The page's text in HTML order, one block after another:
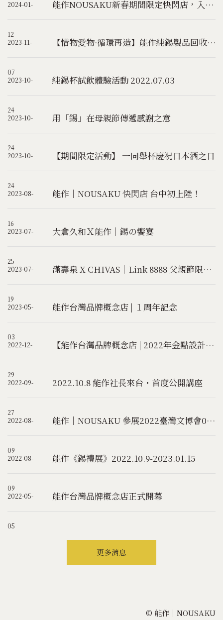
2024-01-
12
能作NOUSAKU新春期間限定快閃店，入駐食尚地標-春大直chunplace
2023-11-
07
【惜物愛物·循環再造】能作純錫製品回收再生計畫
2023-10-
24
純錫杯試飲體驗活動 2022.07.03
2023-10-
24
用「錫」在母親節傳遞感謝之意
2023-10-
24
【期間限定活動】 一同舉杯慶祝日本酒之日
2023-08-
16
能作｜NOUSAKU 快閃店 台中初上陸！
2023-07-
25
大倉久和Ｘ能作｜錫の饗宴
2023-07-
19
滿壽泉 X CHIVAS｜Link 8888 父親節限量禮盒組
2023-05-
03
能作台灣品牌概念店 | １周年記念
2022-12-
29
【能作台灣品牌概念店 | 2022年金點設計獎-年度最佳設計獎】
2022-09-
27
2022.10.8 能作社長來台 ･ 首度公開講座
2022-08-
09
能作｜NOUSAKU 參展2022臺灣文博會08.10-08.14
2022-08-
09
能作《錫禮展》2022.10.9-2023.01.15
2022-05-
05
能作台灣品牌概念店正式開幕
更多消息
© 能作｜NOUSAKU